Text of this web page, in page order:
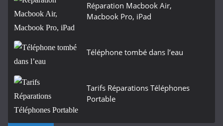
Réparation Macbook Air,
Macbook Pro, iPad
Téléphone tombé dans l’eau
Tarifs Réparations Téléphones
Portable